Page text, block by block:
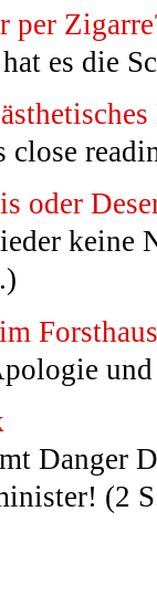
per
es die
oder
keine
und
Danger
(2